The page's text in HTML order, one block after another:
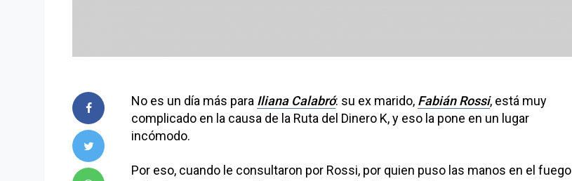
No es un día más para Iliana Calabró: su ex marido, Fabián Rossi, está muy
complicado en la causa de la Ruta del Dinero K, y eso la pone en un lugar
incómodo.
Por eso, cuando le consultaron por Rossi, por quien puso las manos en el fuego